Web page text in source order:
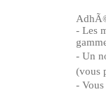
- Les
- Un
(vous
- Vous